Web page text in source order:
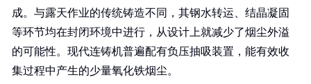
成。与露天作业的传统铸造不同，其钢水转运、结晶凝固
等环节均在封闭环境中进行，从设计上就减少了烟尘外溢
的可能性。现代连铸机普遍配有负压抽吸装置，能有效收
集过程中产生的少量氧化铁烟尘。